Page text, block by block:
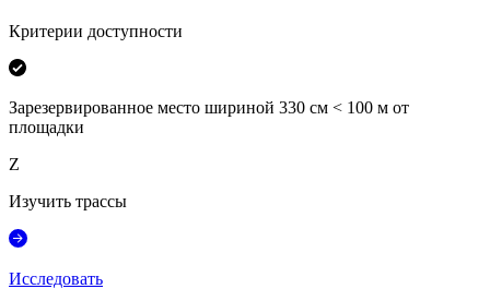
Критерии доступности
Зарезервированное место шириной 330 см < 100 м от
площадки
Z
Изучить трассы
Исследовать